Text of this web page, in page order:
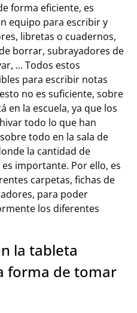
forma eficiente, es
equipo para escribir y
libretas o cuadernos,
borrar, subrayadores de
... Todos estos
para escribir notas
no es suficiente, sobre
en la escuela, ya que los
todo lo que han
todo en la sala de
la cantidad de
importante. Por ello, es
carpetas, fichas de
para poder
los diferentes
la tableta
forma de tomar